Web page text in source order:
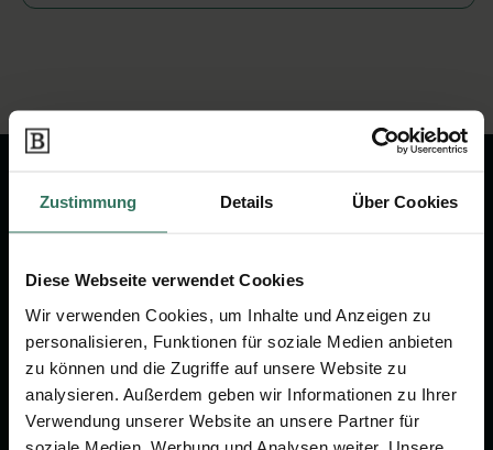
Zustimmung Details Über Cookies
Diese Webseite verwendet Cookies
Wir verwenden Cookies, um Inhalte und Anzeigen zu
personalisieren, Funktionen für soziale Medien anbieten
zu können und die Zugriffe auf unsere Website zu
analysieren. Außerdem geben wir Informationen zu Ihrer
Verwendung unserer Website an unsere Partner für
soziale Medien, Werbung und Analysen weiter. Unsere
Wir sind Ihr Ansprechpartner rund
um das Thema Bestattung &
Jetzt beraten lassen